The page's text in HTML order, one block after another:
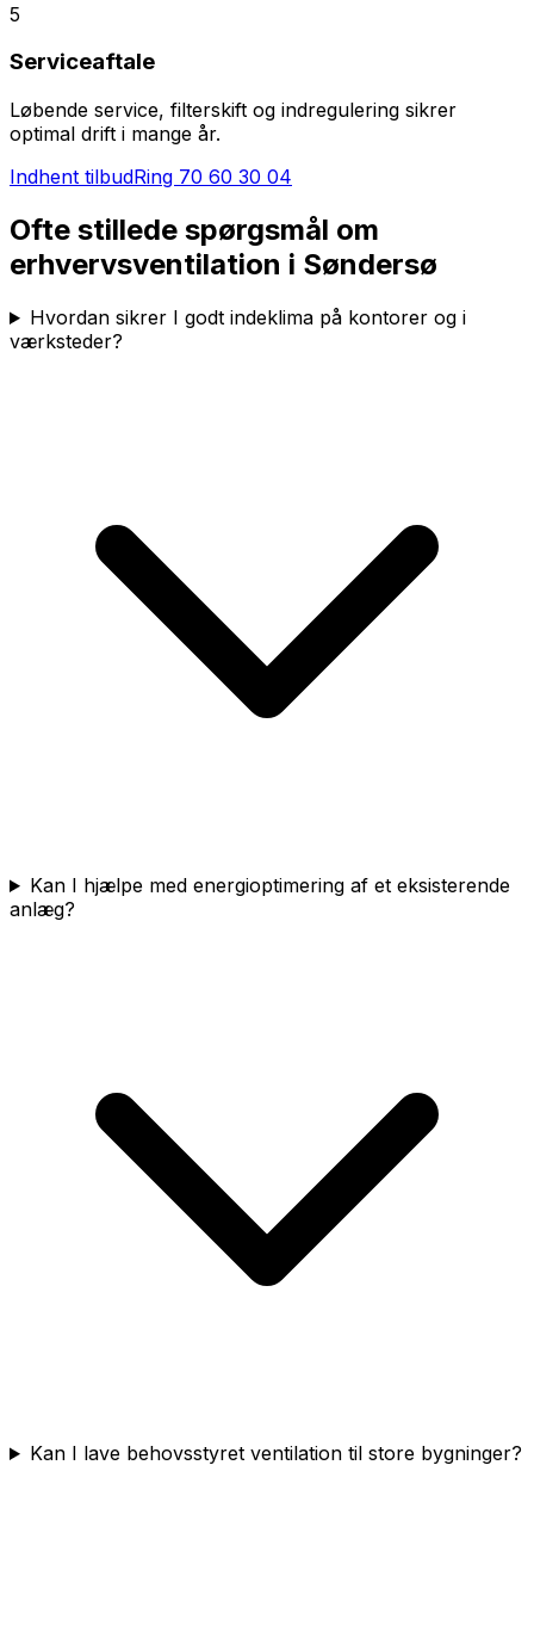
5
Serviceaftale
Løbende service, filterskift og indregulering sikrer
optimal drift i mange år.
Indhent tilbudRing 70 60 30 04
Ofte stillede spørgsmål om
erhvervsventilation i Søndersø
Hvordan sikrer I godt indeklima på kontorer og i
værksteder?
Kan I hjælpe med energioptimering af et eksisterende
anlæg?
Kan I lave behovsstyret ventilation til store bygninger?